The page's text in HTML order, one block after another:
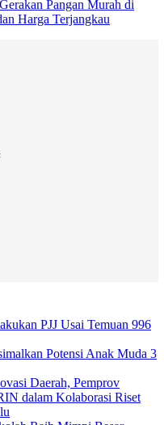
Pangan Murah di
Harga Terjangkau
PJJ Usai Temuan 996
Potensi Anak Muda 3
Daerah, Pemprov
dalam Kolaborasi Riset